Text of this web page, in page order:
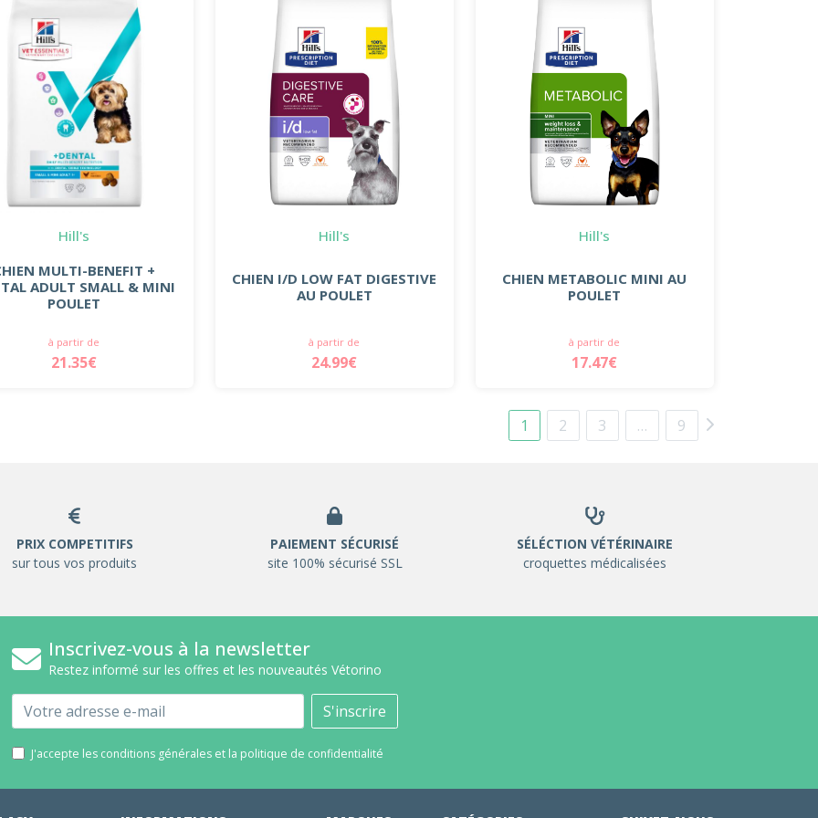
Hill's
MULTI-BENEFIT +
ADULT SMALL & MINI
POULET
à partir de
21.35€
Hill's
CHIEN I/D LOW FAT DIGESTIVE
AU POULET
à partir de
24.99€
Hill's
CHIEN METABOLIC MINI AU
POULET
à partir de
17.47€
1 2 3 … 9
PRIX COMPETITIFS
sur tous vos produits
PAIEMENT SÉCURISÉ
site 100% sécurisé SSL
SÉLÉCTION VÉTÉRINAIRE
croquettes médicalisées
Inscrivez-vous à la newsletter
Restez informé sur les offres et les nouveautés Vétorino
Email S'inscrire
J'accepte les conditions générales et la politique de confidentialité